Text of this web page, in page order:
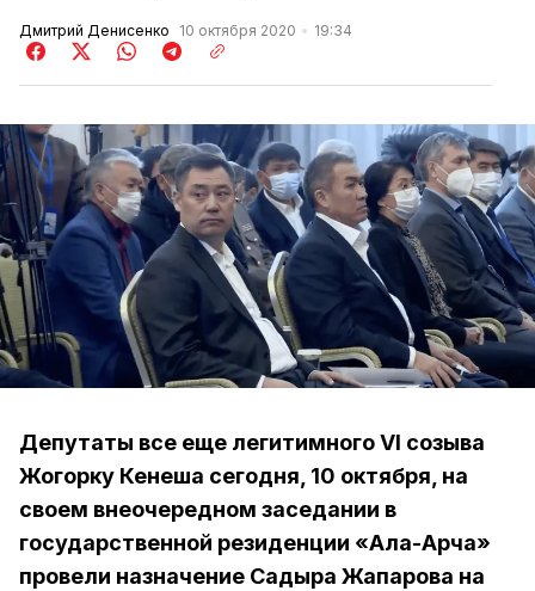
Дмитрий Денисенко 10 октября 2020 19:34
Депутаты все еще легитимного VI созыва
Жогорку Кенеша сегодня, 10 октября, на
своем внеочередном заседании в
государственной резиденции «Ала-Арча»
провели назначение Садыра Жапарова на